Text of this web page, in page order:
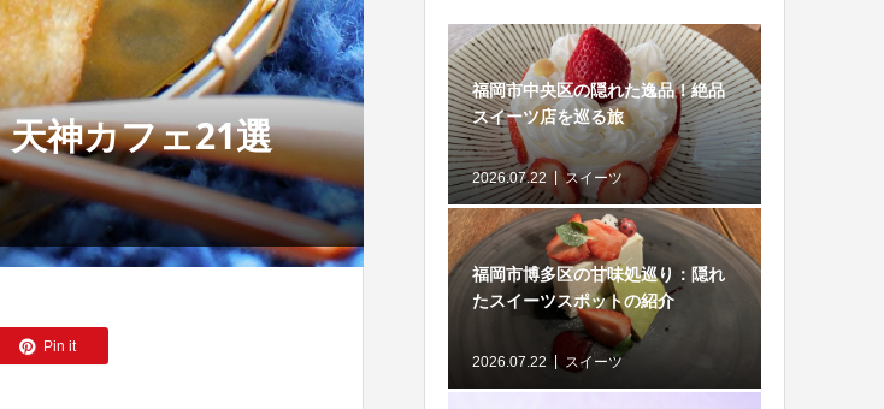
神カフェ21選
Pin it
福岡市中央区の隠れた逸品！絶品
スイーツ店を巡る旅
2026.07.22 スイーツ
福岡市博多区の甘味処巡り：隠れ
たスイーツスポットの紹介
2026.07.22 スイーツ